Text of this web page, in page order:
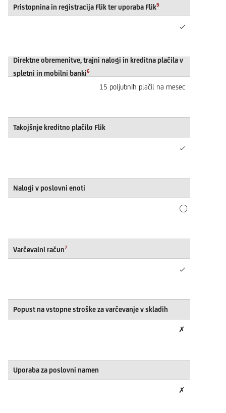
Pristopnina in registracija Flik ter uporaba Flik5
✓
Direktne obremenitve, trajni nalogi in kreditna plačila v
spletni in mobilni banki6
15 poljubnih plačil na mesec
Takojšnje kreditno plačilo Flik
✓
Nalogi v poslovni enoti
Varčevalni račun7
✓
Popust na vstopne stroške za varčevanje v skladih
✗
Uporaba za poslovni namen
✗